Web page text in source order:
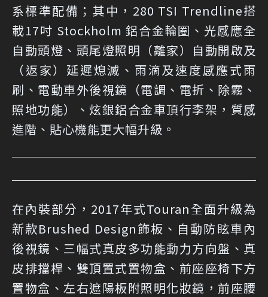
系標準配備；其中，280 TSI Trendline搭
載17吋 Stockholm 鋁合金輪圈、光感應全
自動頭燈、頭尾燈照明（離家）自動開啟及
（返家）延遲熄滅、雨滴及速度感應式雨
刷、電動車外後視鏡（電調、電折、除霧、
照地功能）、炫銀鋁合金車頂行李架，質感
進階、貼心機能更大幅升級。
在內裝部分，2017年式Touran全面升級為
新款Brushed Design飾板、自動防眩車內
後視鏡、三幅式真皮多功能動力方向盤、真
皮排擋桿、雙頂置式置物盒、前座座椅下方
置物盒、左右遮陽板附照明化妝鏡，前座腰